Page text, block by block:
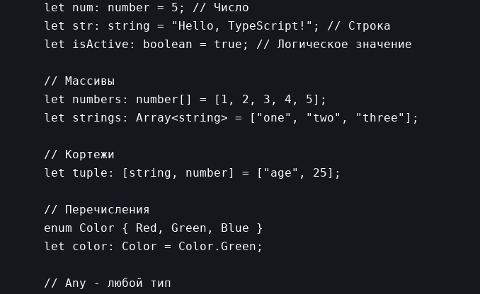
let num: number = 5; // Число
let str: string = "Hello, TypeScript!"; // Строка
let isActive: boolean = true; // Логическое значение
// Массивы
let numbers: number[] = [1, 2, 3, 4, 5];
let strings: Array<string> = ["one", "two", "three"];
// Кортежи
let tuple: [string, number] = ["age", 25];
// Перечисления
enum Color { Red, Green, Blue }
let color: Color = Color.Green;
// Any - любой тип